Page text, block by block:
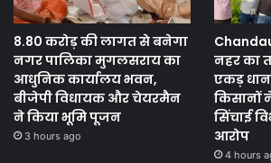
8.80 करोड़ की लागत से बनेगा
नगर पालिका मुगलसराय का
आधुनिक कार्यालय भवन,
बीजेपी विधायक और चेयरमैन
ने किया भूमि पूजन
3 hours ago
नहर का
एकड़
किसानों
सिंचाई
आरोप
4 hours